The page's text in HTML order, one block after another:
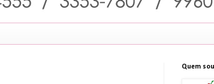
Quem